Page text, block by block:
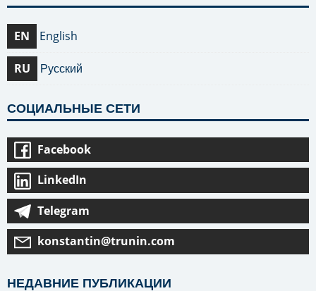
EN English
RU Русский
СОЦИАЛЬНЫЕ СЕТИ
Facebook
LinkedIn
Telegram
konstantin@trunin.com
НЕДАВНИЕ ПУБЛИКАЦИИ